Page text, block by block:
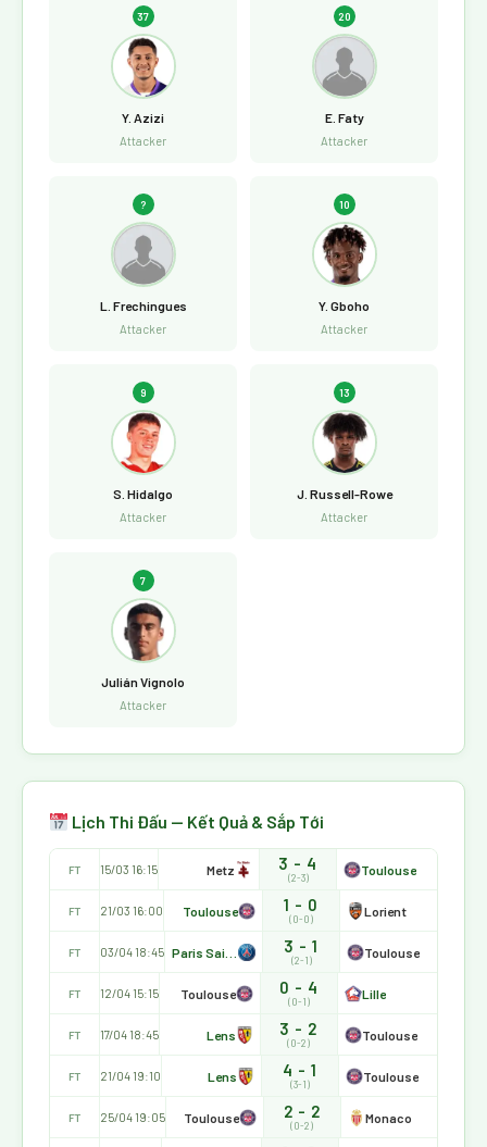
37
Y. Azizi
Attacker
20
E. Faty
Attacker
?
L. Frechingues
Attacker
10
Y. Gboho
Attacker
9
S. Hidalgo
Attacker
13
J. Russell-Rowe
Attacker
7
Julián Vignolo
Attacker
Lịch Thi Đấu — Kết Quả & Sắp Tới
FT 15/03 16:15 Metz 3 - 4
(2-3)
Toulouse
FT 21/03 16:00 Toulouse 1 - 0
(0-0)
Lorient
FT 03/04 18:45 3 - 1
(2-1)
Toulouse
FT 12/04 15:15 Toulouse 0 - 4
(0-1)
Lille
FT 17/04 18:45 Lens 3 - 2
(0-2)
Toulouse
FT 21/04 19:10 Lens 4 - 1
(3-1)
Toulouse
FT 25/04 19:05 Toulouse 2 - 2
(0-2)
Monaco